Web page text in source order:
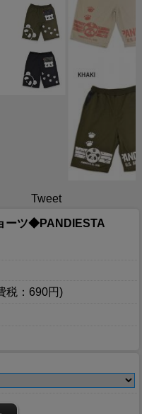
Tweet
ーツ◆PANDIESTA
税：690円)